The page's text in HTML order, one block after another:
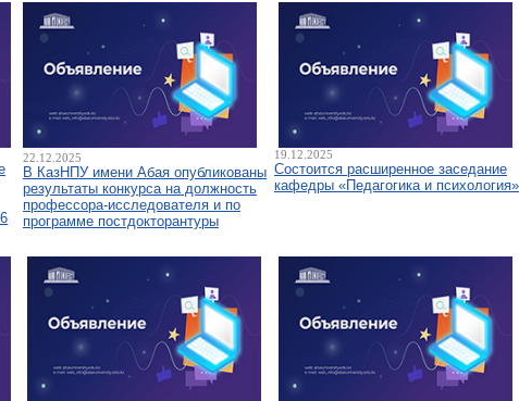
22.12.2025
В КазНПУ имени Абая опубликованы
результаты конкурса на должность
профессора-исследователя и по
программе постдокторантуры
19.12.2025
Состоится расширенное заседание
кафедры «Педагогика и психология»